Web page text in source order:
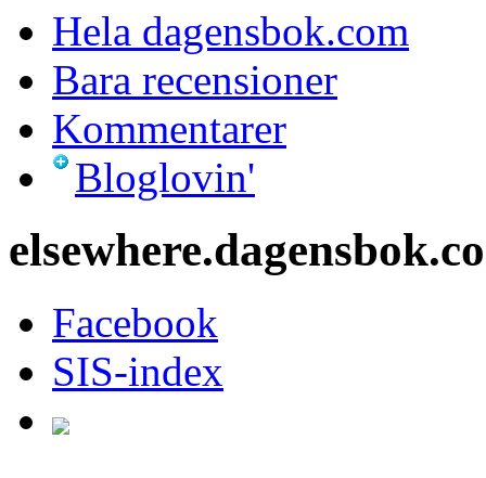
Hela dagensbok.com
Bara recensioner
Kommentarer
Bloglovin'
Facebook
SIS-index